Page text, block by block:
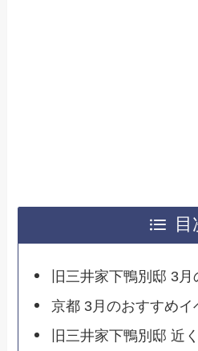
目
旧三井家下鴨別邸 3
京都 3月のおすすめイ
旧三井家下鴨別邸 近